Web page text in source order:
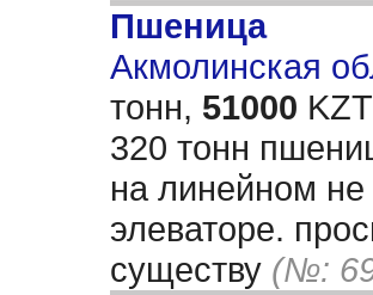
Пшеница
Акмолинская
тонн, 51000
320 тонн
на линейном
элеваторе.
существу (№: